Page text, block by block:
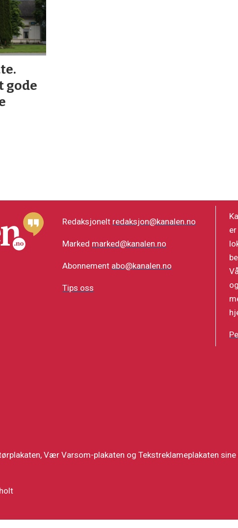
gode
Redaksjonelt redaksjon@kanalen.no
Marked marked@kanalen.no
Abonnement abo@kanalen.no
Tips oss
Vær Varsom-plakaten og Tekstreklameplakaten